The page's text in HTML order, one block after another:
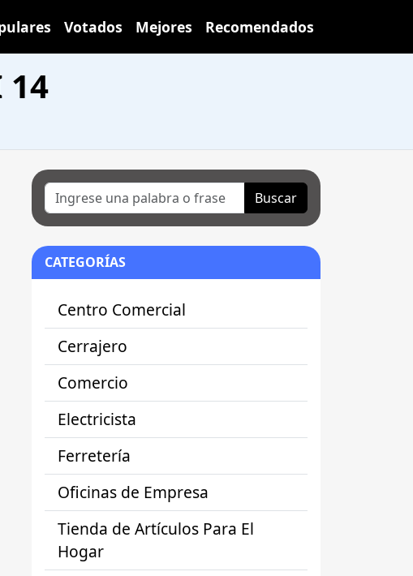
Votados Mejores Recomendados
14
Buscar
CATEGORÍAS
Centro Comercial
Cerrajero
Comercio
Electricista
Ferretería
Oficinas de Empresa
Tienda de Artículos Para El
Hogar